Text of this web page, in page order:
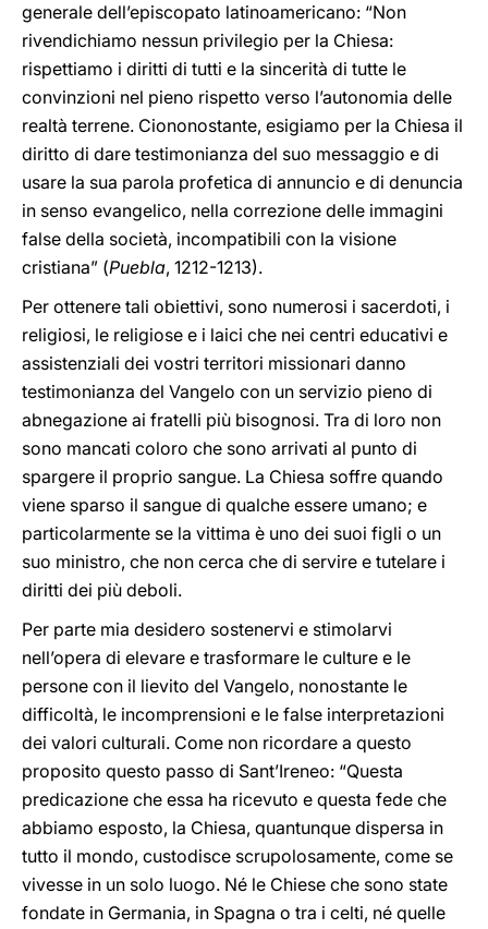
generale dell’episcopato latinoamericano: “Non
rivendichiamo nessun privilegio per la Chiesa:
rispettiamo i diritti di tutti e la sincerità di tutte le
convinzioni nel pieno rispetto verso l’autonomia delle
realtà terrene. Ciononostante, esigiamo per la Chiesa il
diritto di dare testimonianza del suo messaggio e di
usare la sua parola profetica di annuncio e di denuncia
in senso evangelico, nella correzione delle immagini
false della società, incompatibili con la visione
cristiana” (Puebla, 1212-1213).
Per ottenere tali obiettivi, sono numerosi i sacerdoti, i
religiosi, le religiose e i laici che nei centri educativi e
assistenziali dei vostri territori missionari danno
testimonianza del Vangelo con un servizio pieno di
abnegazione ai fratelli più bisognosi. Tra di loro non
sono mancati coloro che sono arrivati al punto di
spargere il proprio sangue. La Chiesa soffre quando
viene sparso il sangue di qualche essere umano; e
particolarmente se la vittima è uno dei suoi figli o un
suo ministro, che non cerca che di servire e tutelare i
diritti dei più deboli.
Per parte mia desidero sostenervi e stimolarvi
nell’opera di elevare e trasformare le culture e le
persone con il lievito del Vangelo, nonostante le
difficoltà, le incomprensioni e le false interpretazioni
dei valori culturali. Come non ricordare a questo
proposito questo passo di Sant’Ireneo: “Questa
predicazione che essa ha ricevuto e questa fede che
abbiamo esposto, la Chiesa, quantunque dispersa in
tutto il mondo, custodisce scrupolosamente, come se
vivesse in un solo luogo. Né le Chiese che sono state
fondate in Germania, in Spagna o tra i celti, né quelle